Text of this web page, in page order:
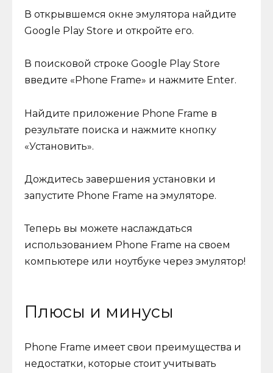
В открывшемся окне эмулятора найдите
Google Play Store и откройте его.
В поисковой строке Google Play Store
введите «Phone Frame» и нажмите Enter.
Найдите приложение Phone Frame в
результате поиска и нажмите кнопку
«Установить».
Дождитесь завершения установки и
запустите Phone Frame на эмуляторе.
Теперь вы можете наслаждаться
использованием Phone Frame на своем
компьютере или ноутбуке через эмулятор!
Плюсы и минусы
Phone Frame имеет свои преимущества и
недостатки, которые стоит учитывать